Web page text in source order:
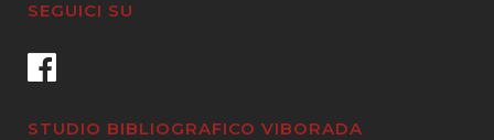
SEGUICI SU
STUDIO BIBLIOGRAFICO VIBORADA